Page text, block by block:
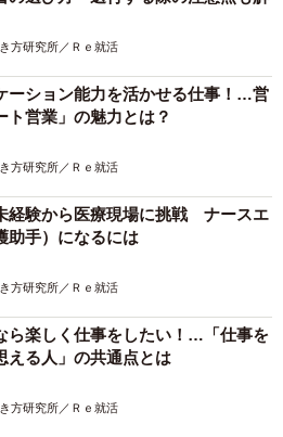
方研究所／Ｒｅ就活
ーション能力を活かせる仕事！…営
ト営業」の魅力とは？
方研究所／Ｒｅ就活
経験から医療現場に挑戦 ナースエ
助手）になるには
方研究所／Ｒｅ就活
ら楽しく仕事をしたい！…「仕事を
える人」の共通点とは
方研究所／Ｒｅ就活